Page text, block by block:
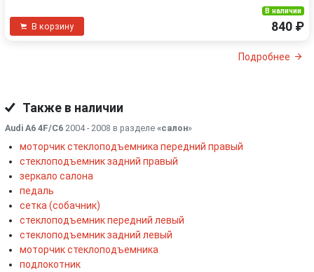
В корзину
В наличии
840 ₽
Подробнее
Также в наличии
Audi A6 4F/C6 2004 - 2008 в разделе «салон»
моторчик стеклоподъемника передний правый
стеклоподъемник задний правый
зеркало салона
педаль
сетка (собачник)
стеклоподъемник передний левый
стеклоподъемник задний левый
моторчик стеклоподъемника
подлокотник